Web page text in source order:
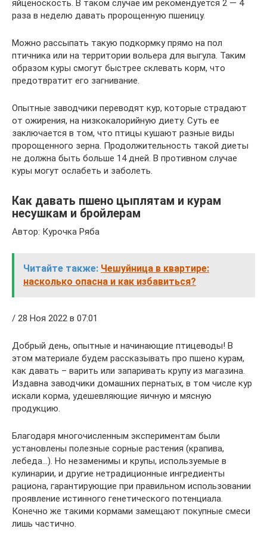
яйценоскость. В таком случае им рекомендуется 2 — 4
раза в неделю давать пророщенную пшеницу.
Можно рассыпать такую подкормку прямо на пол
птичника или на территории вольера для выгула. Таким
образом куры смогут быстрее склевать корм, что
предотвратит его загнивание.
Опытные заводчики переводят кур, которые страдают
от ожирения, на низкокалорийную диету. Суть ее
заключается в том, что птицы кушают разные виды
пророщенного зерна. Продолжительность такой диеты
не должна быть больше 14 дней. В противном случае
куры могут ослабеть и заболеть.
Как давать пшено цыплятам и курам
несушкам и бройлерам
Автор: Курочка Ряба
Читайте также: Чешуйница в квартире:
насколько опасна и как избавиться?
/ 28 Ноя 2022 в 07:01
Добрый день, опытные и начинающие птицеводы! В
этом материале будем рассказывать про пшено курам,
как давать – варить или запаривать крупу из магазина.
Издавна заводчики домашних пернатых, в том числе кур
искали корма, удешевляющие яичную и мясную
продукцию.
Благодаря многочисленным экспериментам были
установлены полезные сорные растения (крапива,
лебеда…). Но незаменимы и крупы, используемые в
кулинарии, и другие нетрадиционные ингредиенты
рациона, гарантирующие при правильном использовании
проявление истинного генетического потенциала.
Конечно же такими кормами замещают покупные смеси
лишь частично.